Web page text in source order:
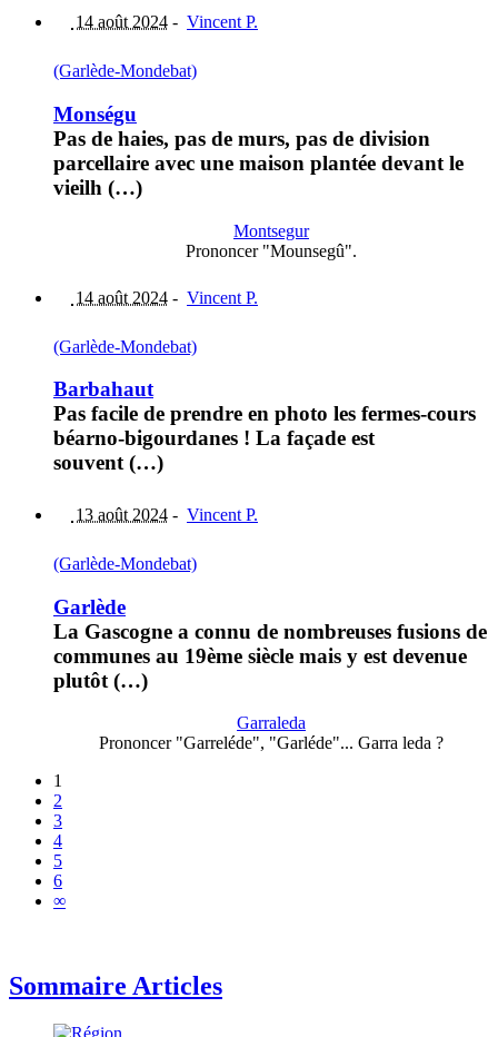
14 août 2024 - Vincent P.
(Garlède-Mondebat)
Monségu
Pas de haies, pas de murs, pas de division
parcellaire avec une maison plantée devant le
vieilh (…)
Montsegur
Prononcer "Mounsegû".
14 août 2024 - Vincent P.
(Garlède-Mondebat)
Barbahaut
Pas facile de prendre en photo les fermes-cours
béarno-bigourdanes ! La façade est
souvent (…)
13 août 2024 - Vincent P.
(Garlède-Mondebat)
Garlède
La Gascogne a connu de nombreuses fusions de
communes au 19ème siècle mais y est devenue
plutôt (…)
Garraleda
Prononcer "Garreléde", "Garléde"... Garra leda ?
1
2
3
4
5
6
∞
Sommaire Articles